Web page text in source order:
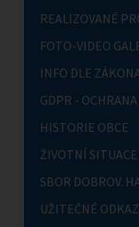
REALIZOVANÉ
FOTO-VIDEO
INFO DLE
GDPR -
HISTORIE OBCE
ŽIVOTNÍ SITUACE
SBOR DOBROV.
UŽITEČNÉ